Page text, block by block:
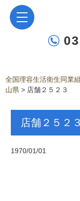
全国理容生活衛生同業
山県 > 店舗２５２３
店舗２５２３
1970/01/01